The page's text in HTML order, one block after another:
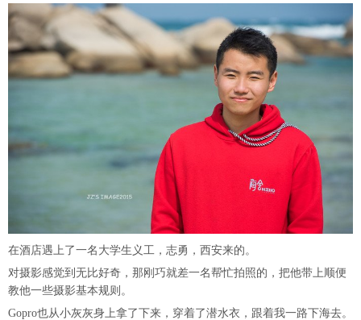
在酒店遇上了一名大学生义工，志勇，西安来的。
对摄影感觉到无比好奇，那刚巧就差一名帮忙拍照的，把他带上顺便
教他一些摄影基本规则。
Gopro也从小灰灰身上拿了下来，穿着了潜水衣，跟着我一路下海去。